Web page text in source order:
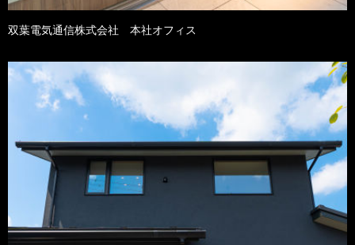
双葉電気通信株式会社 本社オフィス